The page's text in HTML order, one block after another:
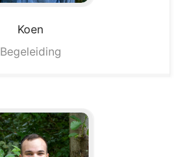
Koen
Begeleiding